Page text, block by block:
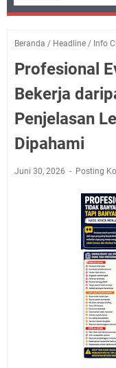
Beranda / Headline / Info
Profesional
Bekerja
Penjelasan
Dipahami
Juni 30, 2026 Posting